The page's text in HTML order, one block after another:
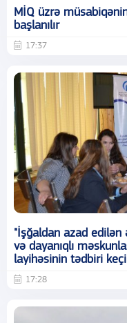
MİQ üzrə
başlanılır
17:37
"İşğaldan azad
və dayanıqlı
layihəsinin tədbiri
17:28